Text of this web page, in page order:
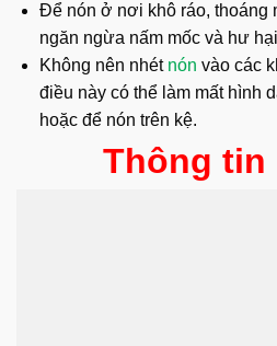
Để nón ở nơi khô ráo, thoáng
ngăn ngừa nấm mốc và hư
Không nên nhétnón vào các
điều này có thể làm mất hình
hoặc để nón trên kệ.
Thông tin